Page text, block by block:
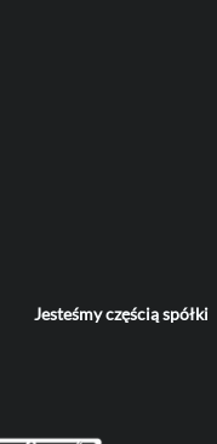
Jesteśmy częścią spółki